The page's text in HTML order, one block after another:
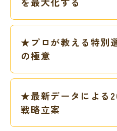
★プロが教える特別
の極意
★最新データによる
戦略立案